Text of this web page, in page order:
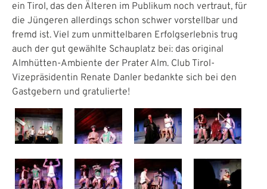
ein Tirol, das den Älteren im Publikum noch vertraut, für
die Jüngeren allerdings schon schwer vorstellbar und
fremd ist. Viel zum unmittelbaren Erfolgserlebnis trug
auch der gut gewählte Schauplatz bei: das original
Almhütten-Ambiente der Prater Alm. Club Tirol-
Vizepräsidentin Renate Danler bedankte sich bei den
Gastgebern und gratulierte!